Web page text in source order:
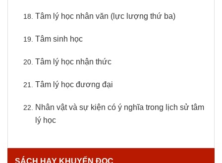
Tâm lý học nhân văn (lực lượng thứ ba)
Tâm sinh học
Tâm lý học nhận thức
Tâm lý học đương đại
Nhân vật và sự kiện có ý nghĩa trong lịch sử tâm
lý học
SÁCH HAY KHUYẾN ĐỌC